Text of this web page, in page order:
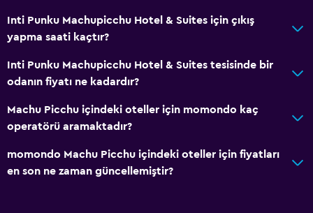
Inti Punku Machupicchu Hotel & Suites için çıkış
yapma saati kaçtır?
Inti Punku Machupicchu Hotel & Suites tesisinde bir
odanın fiyatı ne kadardır?
Machu Picchu içindeki oteller için momondo kaç
operatörü aramaktadır?
momondo Machu Picchu içindeki oteller için fiyatları
en son ne zaman güncellemiştir?